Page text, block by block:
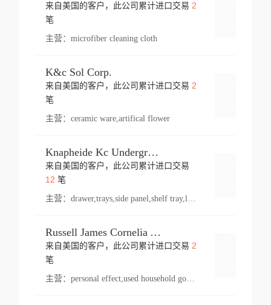
来自美国的客户，此公司累计进口交易 2
笔
主营： microfiber cleaning cloth
K&c Sol Corp.
来自美国的客户，此公司累计进口交易 2
笔
主营： ceramic ware,artifical flower
Knapheide Kc Underground
来自美国的客户，此公司累计进口交易
12 笔
主营：
Russell James Cornelia Arlington Va
来自美国的客户，此公司累计进口交易 2
笔
主营： personal effect,used household goods